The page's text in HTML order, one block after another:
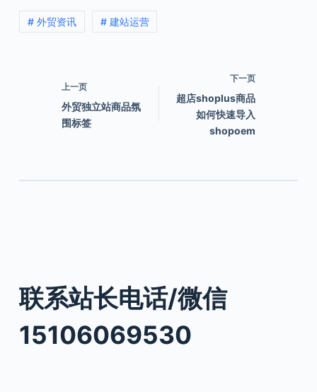
# 外贸资讯 # 建站运营
上一页
外贸独立站商品氛
围标签
下一页
超店shoplus商品
如何快速导入
shopoem
联系站长电话/微信
15106069530